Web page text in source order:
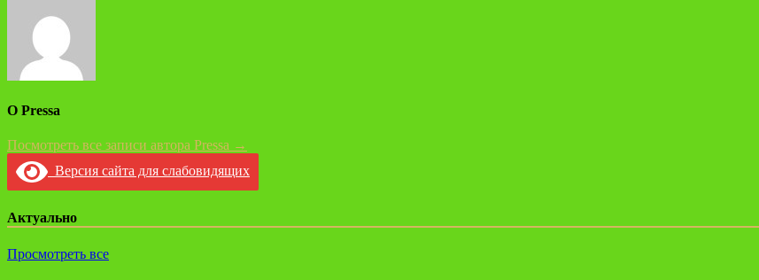
О Pressa
Посмотреть все записи автора Pressa →
Версия сайта для слабовидящих
Актуально
Просмотреть все